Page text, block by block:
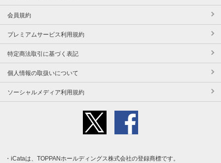
会員規約
プレミアムサービス利用規約
特定商法取引に基づく表記
個人情報の取扱いについて
ソーシャルメディア利用規約
iCataは、TOPPANホールディングス株式会社の登録商標です。